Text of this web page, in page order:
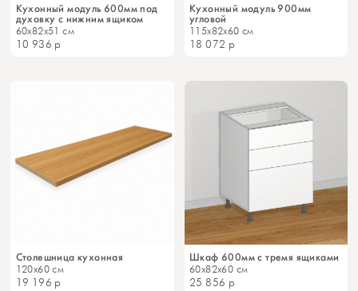
Кухонный модуль 600мм под
духовку с нижним ящиком
60x82x51 см
10 936 р
Кухонный модуль 900мм
угловой
115x82x60 см
18 072 р
Столешница кухонная
120x60 см
19 196 р
Шкаф 600мм с тремя ящиками
60x82x60 см
25 856 р